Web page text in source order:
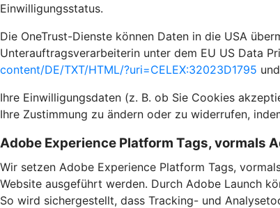
Einwilligungsstatus.
Die OneTrust-Dienste können Daten in die USA
Unterauftragsverarbeiterin unter dem EU US Data
content/DE/TXT/HTML/?uri=CELEX:32023D1795 und
Ihre Einwilligungsdaten (z. B. ob Sie Cookies
Ihre Zustimmung zu ändern oder zu widerrufen,
Adobe Experience Platform Tags, vormals
Wir setzen Adobe Experience Platform Tags,
Website ausgeführt werden. Durch Adobe Launch
So wird sichergestellt, dass Tracking- und